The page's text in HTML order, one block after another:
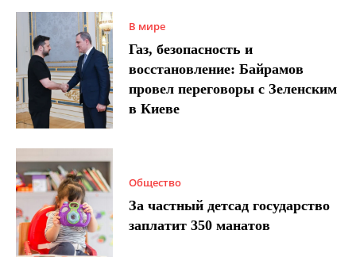
В мире
Газ, безопасность и
восстановление: Байрамов
провел переговоры с Зеленским
в Киеве
Общество
За частный детсад государство
заплатит 350 манатов